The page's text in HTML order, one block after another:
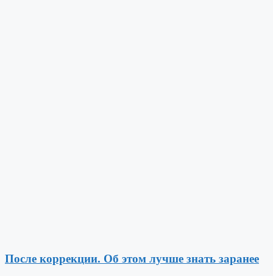
После коррекции. Об этом лучше знать заранее